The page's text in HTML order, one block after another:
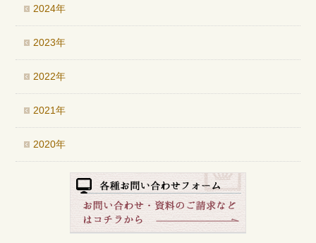
2024年
2023年
2022年
2021年
2020年